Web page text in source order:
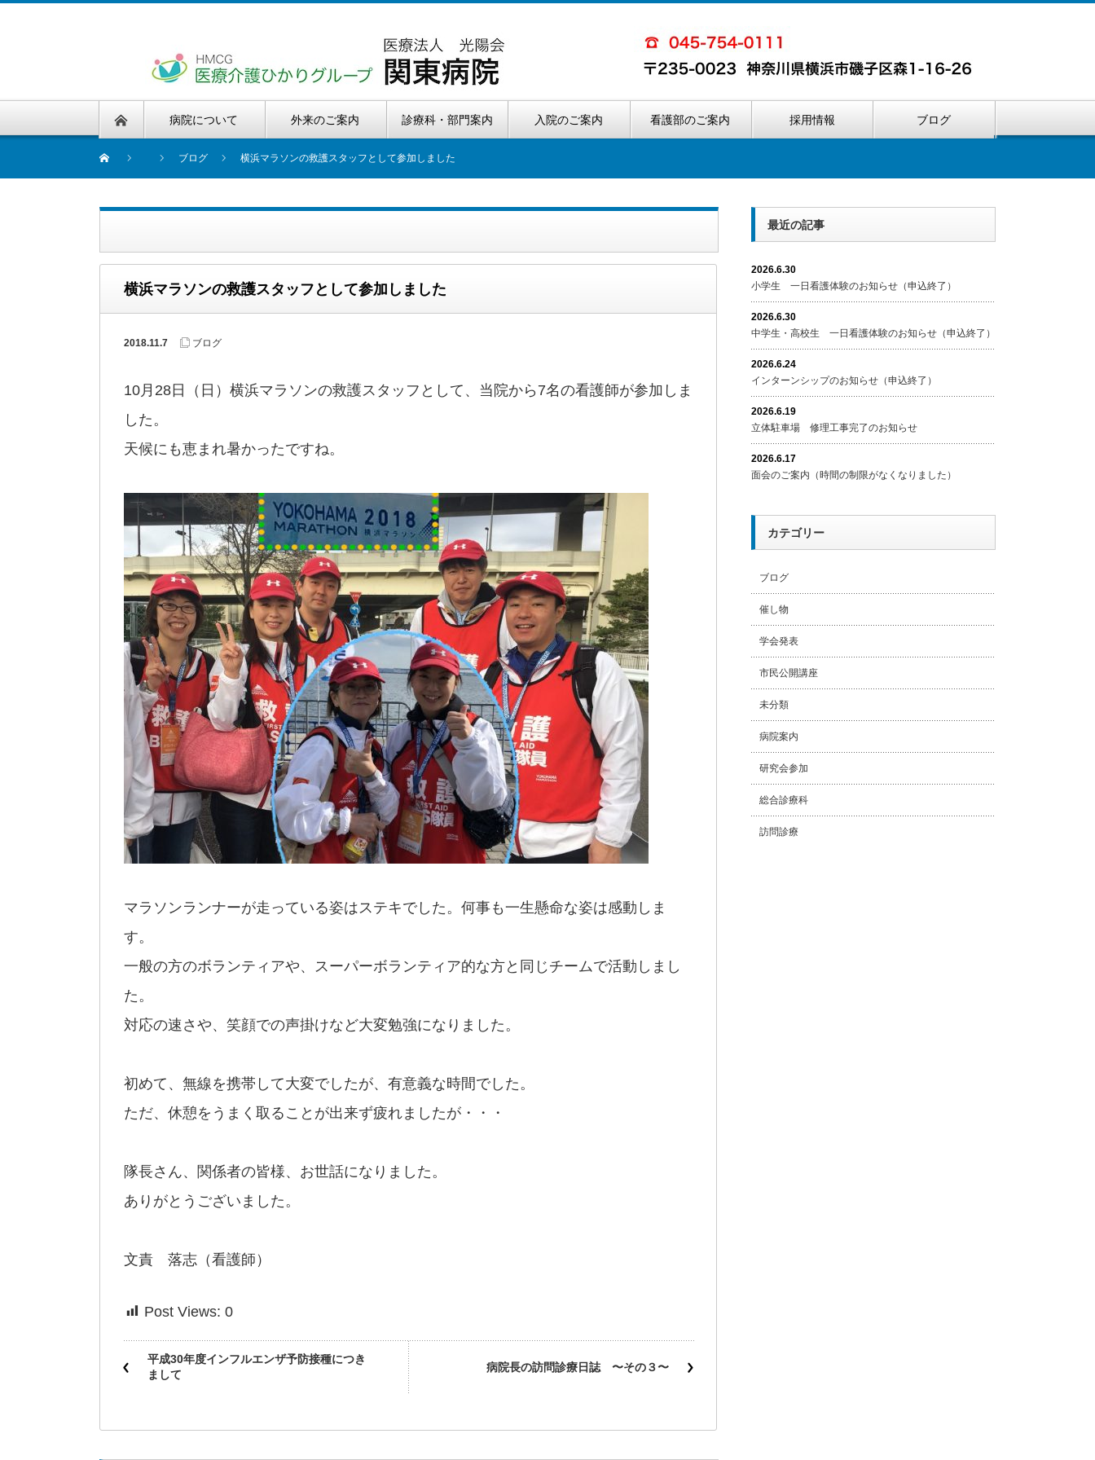
病院について 外来のご案内 診療科・部門案内 入院のご案内 看護部のご案内 採用情報 ブログ
ブログ 横浜マラソンの救護スタッフとして参加しました
横浜マラソンの救護スタッフとして参加しました
2018.11.7 ブログ
10月28日（日）横浜マラソンの救護スタッフとして、当院から7名の看護師が参加しま
した。
天候にも恵まれ暑かったですね。
マラソンランナーが走っている姿はステキでした。何事も一生懸命な姿は感動しま
す。
一般の方のボランティアや、スーパーボランティア的な方と同じチームで活動しまし
た。
対応の速さや、笑顔での声掛けなど大変勉強になりました。
初めて、無線を携帯して大変でしたが、有意義な時間でした。
ただ、休憩をうまく取ることが出来ず疲れましたが・・・
隊長さん、関係者の皆様、お世話になりました。
ありがとうございました。
文責 落志（看護師）
Post Views: 0
平成30年度インフルエンザ予防接種につき
まして
病院長の訪問診療日誌 〜その３〜
最近の記事
2026.6.30
小学生 一日看護体験のお知らせ（申込終了）
2026.6.30
中学生・高校生 一日看護体験のお知らせ（申込終了）
2026.6.24
インターンシップのお知らせ（申込終了）
2026.6.19
立体駐車場 修理工事完了のお知らせ
2026.6.17
面会のご案内（時間の制限がなくなりました）
カテゴリー
ブログ
催し物
学会発表
市民公開講座
未分類
病院案内
研究会参加
総合診療科
訪問診療